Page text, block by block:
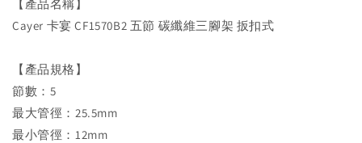
【產品名稱】
Cayer 卡宴 CF1570B2 五節 碳纖維三腳架 扳扣式
【產品規格】
節數：5
最大管徑：25.5mm
最小管徑：12mm